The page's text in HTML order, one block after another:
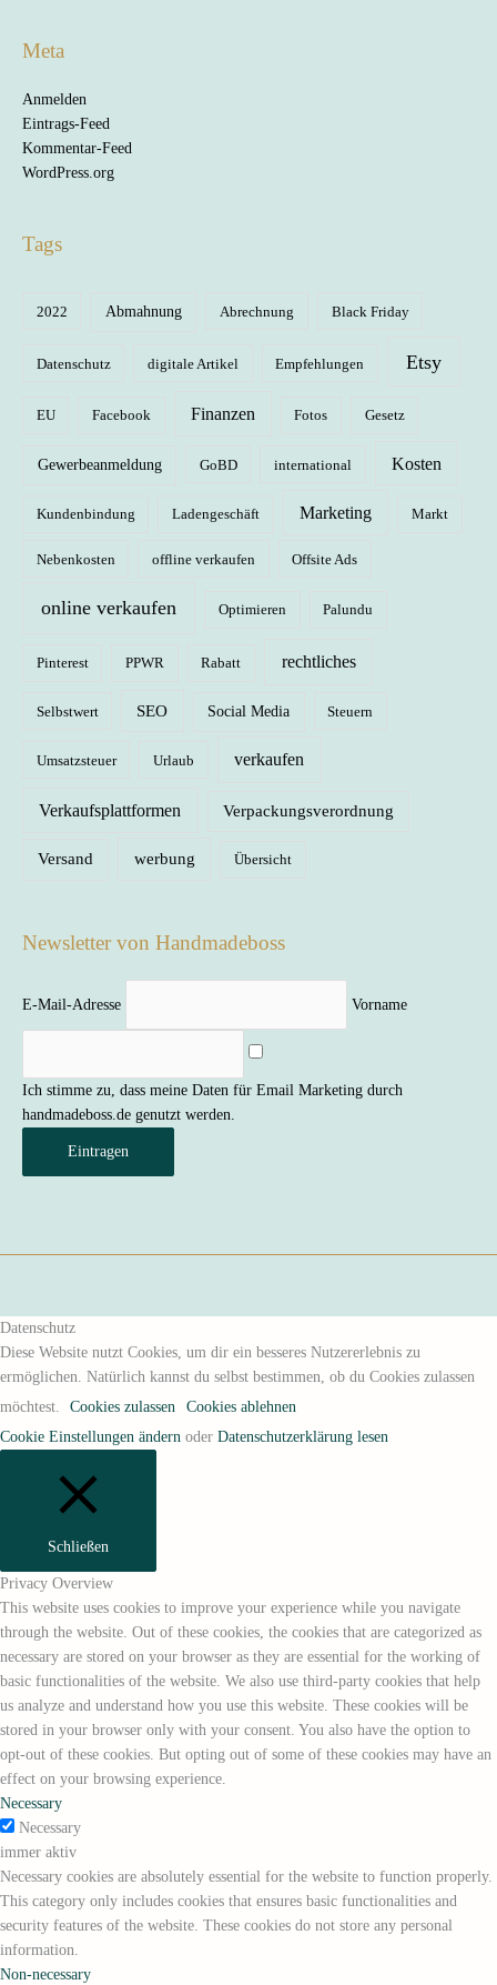
Meta
Anmelden
Eintrags-Feed
Kommentar-Feed
WordPress.org
Tags
2022 Abmahnung Abrechnung Black Friday
Datenschutz digitale Artikel Empfehlungen Etsy
EU Facebook Finanzen Fotos Gesetz
Gewerbeanmeldung GoBD international Kosten
Kundenbindung Ladengeschäft Marketing Markt
Nebenkosten offline verkaufen Offsite Ads
online verkaufen Optimieren Palundu
Pinterest PPWR Rabatt rechtliches
Selbstwert SEO Social Media Steuern
Umsatzsteuer Urlaub verkaufen
Verkaufsplattformen Verpackungsverordnung
Versand werbung Übersicht
Newsletter von Handmadeboss
E-Mail-Adresse Vorname
Ich stimme zu, dass meine Daten für Email Marketing durch
handmadeboss.de genutzt werden.
Eintragen
Datenschutz
Diese Website nutzt Cookies, um dir ein besseres Nutzererlebnis zu
ermöglichen. Natürlich kannst du selbst bestimmen, ob du Cookies zulassen
möchtest.
Cookies zulassen
Cookies ablehnen
Cookie Einstellungen ändern oder Datenschutzerklärung lesen
Schließen
Privacy Overview
This website uses cookies to improve your experience while you navigate
through the website. Out of these cookies, the cookies that are categorized as
necessary are stored on your browser as they are essential for the working of
basic functionalities of the website. We also use third-party cookies that help
us analyze and understand how you use this website. These cookies will be
stored in your browser only with your consent. You also have the option to
opt-out of these cookies. But opting out of some of these cookies may have an
effect on your browsing experience.
Necessary
Necessary
immer aktiv
Necessary cookies are absolutely essential for the website to function properly.
This category only includes cookies that ensures basic functionalities and
security features of the website. These cookies do not store any personal
information.
Non-necessary